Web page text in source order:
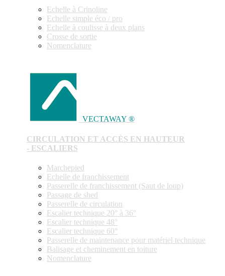
Echelle à Crinoline
Echelle simple éco / pro
Echelle à coulisse à deux plans
Crosse de sortie
Nomenclature
VECTAWAY ®
CIRCULATION ET ACCÈS EN HAUTEUR
- ESCALIERS
Marchepied
Echelle de franchissement
Passerelle de franchissement (Saut de loup)
Passage de shed
Passerelle de circulation
Escalier technique 20° à 36°
Escalier technique 48°
Escalier technique 60°
Passerelle de maintenance pour matériel technique
Balisage et cheminement en toiture
Nomenclature